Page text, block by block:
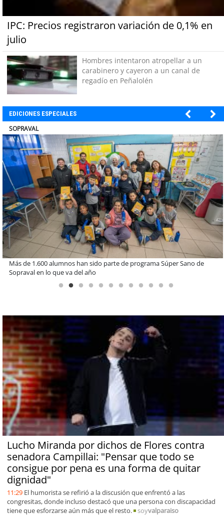
IPC: Precios registraron variación de 0,1% en
julio
Hombres intentaron atropellar a un
carabinero y cayeron a un canal de
regadío en Peñalolén
EDICIONES ESPECIALES
ULTRAPORT
Estudiantes de la UCN desarrollan tecnología para modernizar la
operación de Ultraport Coquimbo
Lucho Miranda por dichos de Flores contra
senadora Campillai: "Pensar que todo se
consigue por pena es una forma de quitar
dignidad"
11:29 El humorista se refirió a la discusión que enfrentó a las
congresitas, donde incluso destacó que una persona con discapacidad
tiene que esforzarse aún más que el resto.
soyvalparaiso